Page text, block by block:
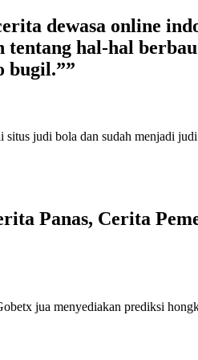
dewasa online
hal-hal
bugil.””
situs judi bola dan sudah menjadi
Panas, Cerita
jua menyediakan prediksi